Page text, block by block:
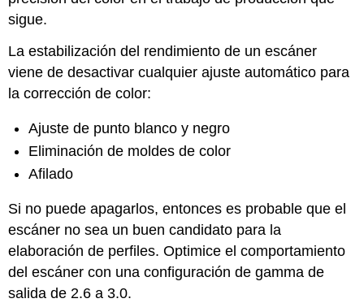
sigue.
La estabilización del rendimiento de un escáner
viene de desactivar cualquier ajuste automático para
la corrección de color:
Ajuste de punto blanco y negro
Eliminación de moldes de color
Afilado
Si no puede apagarlos, entonces es probable que el
escáner no sea un buen candidato para la
elaboración de perfiles. Optimice el comportamiento
del escáner con una configuración de gamma de
salida de 2.6 a 3.0.